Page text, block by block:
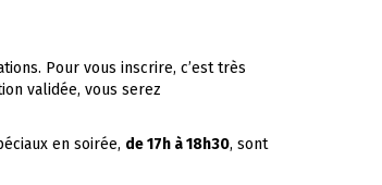
Pour vous inscrire, c’est très
validée, vous serez
en soirée, de 17h à 18h30, sont